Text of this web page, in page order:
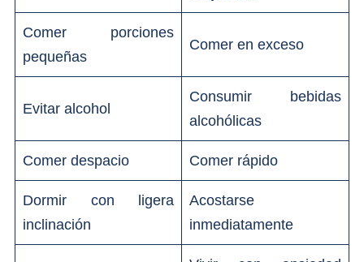
Comer porciones
pequeñas
Comer en exceso
Evitar alcohol
Consumir bebidas
alcohólicas
Comer despacio Comer rápido
Dormir con ligera
inclinación
Acostarse
inmediatamente